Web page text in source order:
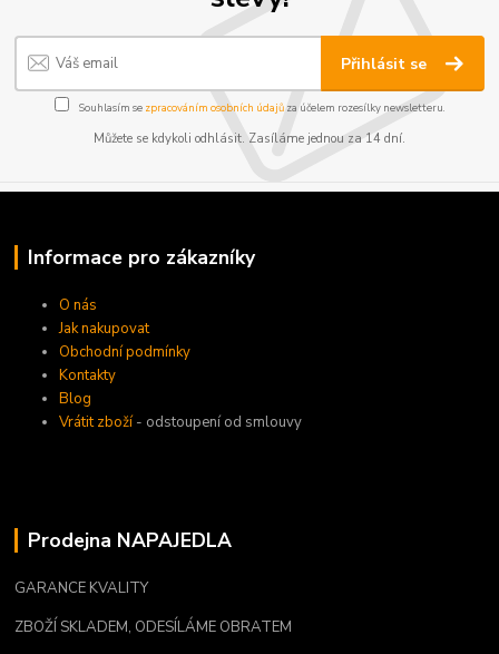
Přihlásit se
Souhlasím se zpracováním osobních údajůza účelem rozesílky newsletteru.
Můžete se kdykoli odhlásit. Zasíláme jednou za 14 dní.
Informace pro zákazníky
O nás
Jak nakupovat
Obchodní podmínky
Kontakty
Blog
Vrátit zboží - odstoupení od smlouvy
Prodejna NAPAJEDLA
GARANCE KVALITY
ZBOŽÍ SKLADEM, ODESÍLÁME OBRATEM